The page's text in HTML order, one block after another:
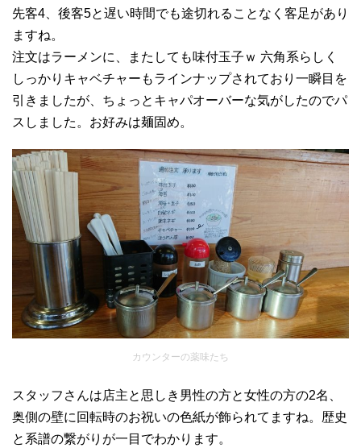
先客4、後客5と遅い時間でも途切れることなく客足があり
ますね。
注文はラーメンに、またしても味付玉子ｗ 六角系らしく
しっかりキャベチャーもラインナップされており一瞬目を
引きましたが、ちょっとキャパオーバーな気がしたのでパ
スしました。お好みは麺固め。
カウンターの薬味たち
スタッフさんは店主と思しき男性の方と女性の方の2名、
奥側の壁に回転時のお祝いの色紙が飾られてますね。歴史
と系譜の繋がりが一目でわかります。